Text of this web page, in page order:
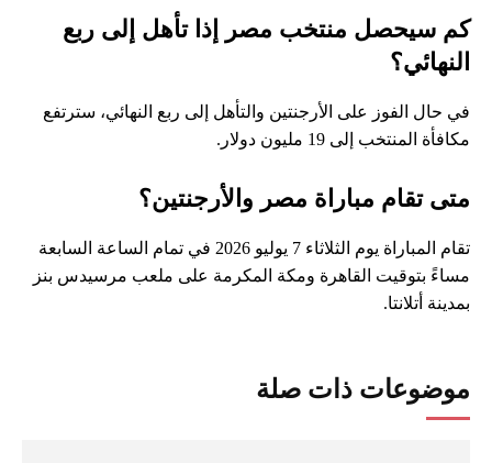
كم سيحصل منتخب مصر إذا تأهل إلى ربع
النهائي؟
في حال الفوز على الأرجنتين والتأهل إلى ربع النهائي، سترتفع
مكافأة المنتخب إلى 19 مليون دولار.
متى تقام مباراة مصر والأرجنتين؟
تقام المباراة يوم الثلاثاء 7 يوليو 2026 في تمام الساعة السابعة
مساءً بتوقيت القاهرة ومكة المكرمة على ملعب مرسيدس بنز
بمدينة أتلانتا.
موضوعات ذات صلة